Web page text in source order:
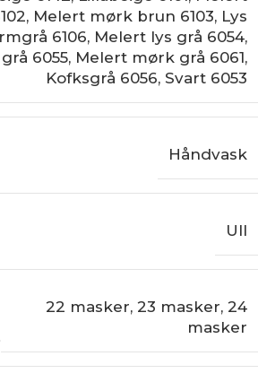
, Melert mørk brun 6103, Lys
6106, Melert lys grå 6054,
6055, Melert mørk grå 6061,
Kofksgrå 6056, Svart 6053
Håndvask
Ull
22 masker, 23 masker, 24
masker